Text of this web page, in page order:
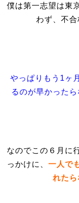
僕は第一志望は東
わず、不合
やっぱりもう1ヶ
るのが早かった
なのでこの６月に
っかけに、一人で
れたら